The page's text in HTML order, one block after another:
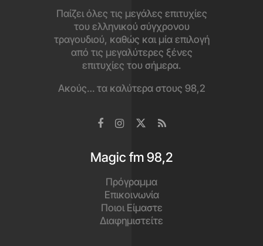
Παίζει όλες τις μεγάλες επιτυχίες
του ελληνικού σύγχρονου
τραγουδιού, καθώς και μία επιλογή
από τις μεγαλύτερες ξένες
επιτυχίες του σήμερα.
Ακούς… τα καλύτερα στους 98,2
Magic fm 98,2
Πρόγραμμα
Επικοινωνία
Ποιοι Είμαστε
Διαφημιστείτε